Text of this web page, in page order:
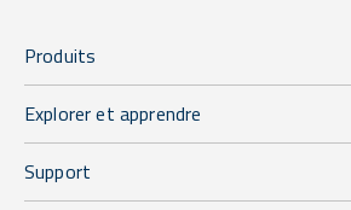
Produits
Explorer et apprendre
Support